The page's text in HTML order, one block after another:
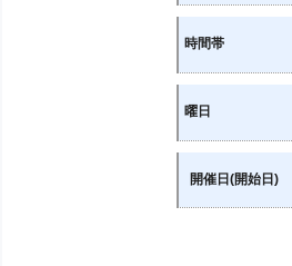
時間帯
曜日
開催日(開始日)